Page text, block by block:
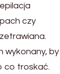
czy
wykonany, by
co troskać.